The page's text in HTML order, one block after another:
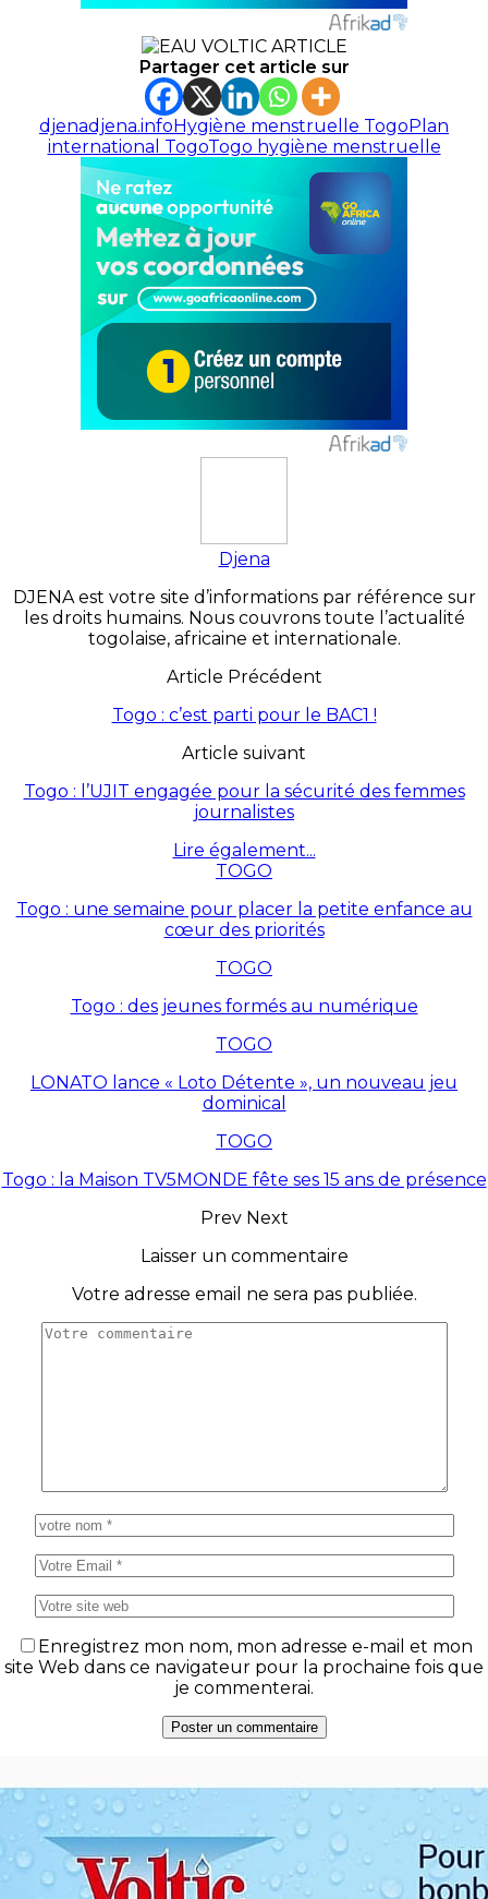
Partager cet article sur
djenadjena.infoHygiène menstruelle TogoPlan
international TogoTogo hygiène menstruelle
Djena
DJENA est votre site d’informations par référence sur
les droits humains. Nous couvrons toute l’actualité
togolaise, africaine et internationale.
Article Précédent
Togo : c’est parti pour le BAC1 !
Article suivant
Togo : l’UJIT engagée pour la sécurité des femmes
journalistes
Lire également...
TOGO
Togo : une semaine pour placer la petite enfance au
cœur des priorités
TOGO
Togo : des jeunes formés au numérique
TOGO
LONATO lance « Loto Détente », un nouveau jeu
dominical
TOGO
Togo : la Maison TV5MONDE fête ses 15 ans de présence
Prev Next
Laisser un commentaire
Votre adresse email ne sera pas publiée.
Enregistrez mon nom, mon adresse e-mail et mon
site Web dans ce navigateur pour la prochaine fois que
je commenterai.